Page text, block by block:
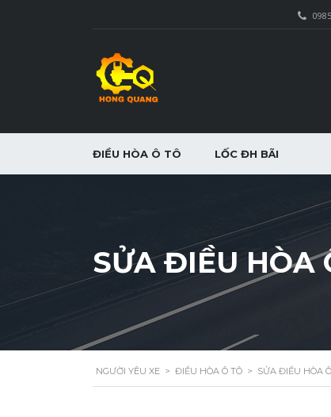
ĐIỀU HÒA Ô TÔ LỐC ĐH BÃI
SỬA ĐIỀU HÒA
NGƯỜI YÊU XE > ĐIỀU HÒA Ô TÔ > SỬA ĐIỀU HÒA